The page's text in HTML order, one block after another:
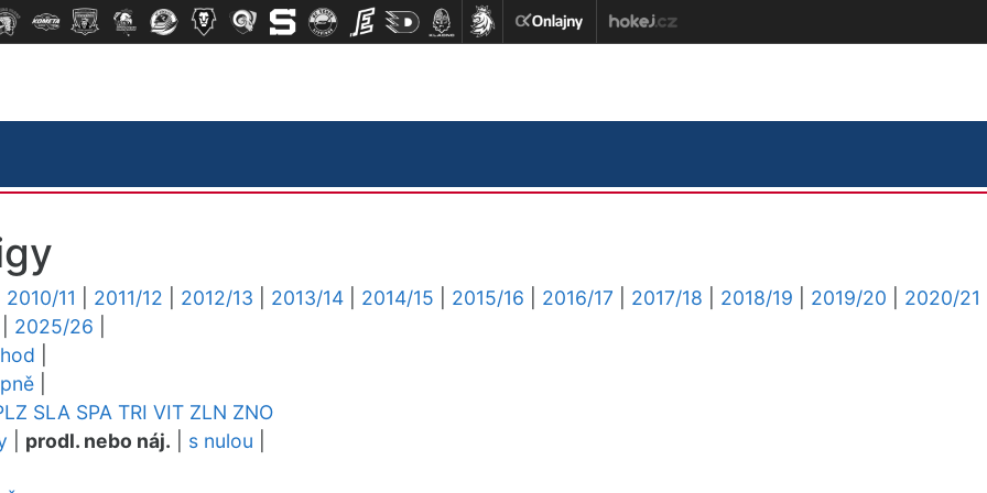
2010/11 2011/12 2012/13 2013/14 2014/15 2015/16 2016/17 2017/18 2018/19 2019/20
2020/21
2025/26
SLA SPA TRI VIT ZLN ZNO
prodl. nebo náj. s nulou